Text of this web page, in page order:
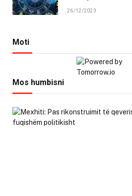
26/12/2023
Moti
Mos humbisni